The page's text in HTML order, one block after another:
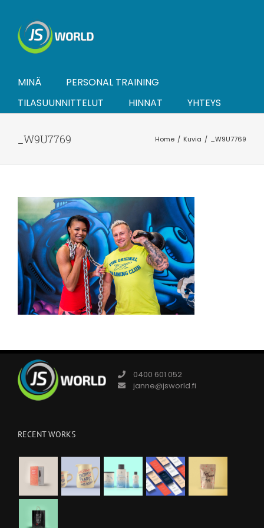
content
MINÄ
PERSONAL TRAINING
TILASUUNNITTELUT
HINNAT YHTEYS
_W9U7769 Home Kuvia _W9U7769
0400 601 052
janne@jsworld.fi
RECENT WORKS